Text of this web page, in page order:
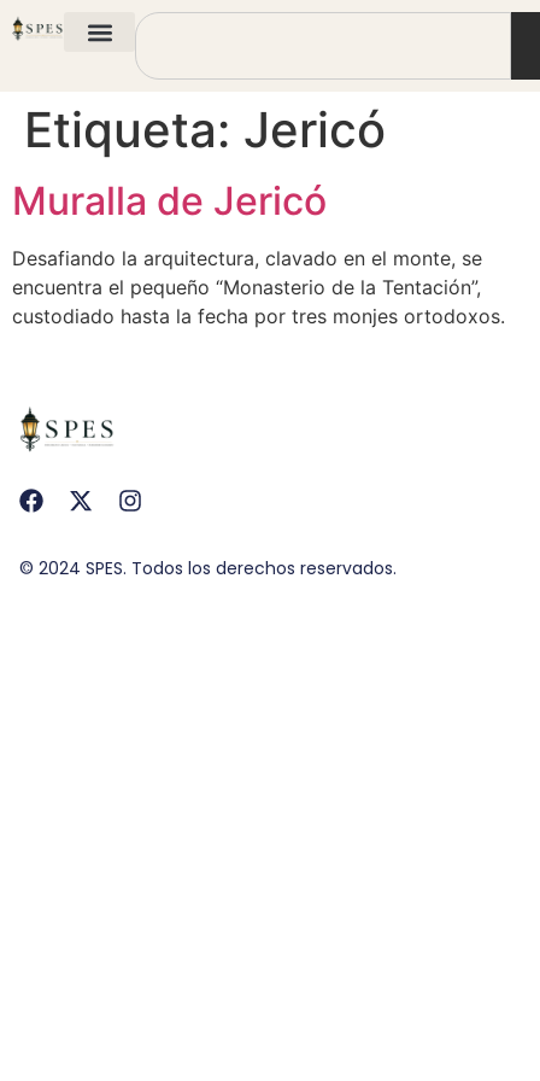
Etiqueta: Jericó
Muralla de Jericó
Desafiando la arquitectura, clavado en el monte, se
encuentra el pequeño “Monasterio de la Tentación”,
custodiado hasta la fecha por tres monjes ortodoxos.
© 2024 SPES. Todos los derechos reservados.